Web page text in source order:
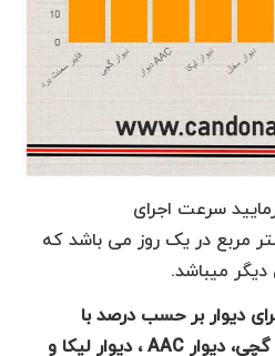
سرعت اجرای
حدود 80 متر مربع در یک روز می باشد که
دیگر میباشد.
دیوار بر حسب درصد با
متریالهای سمنت برد، دیوار گچی، دیوار AAC ، دیوار لیکا و